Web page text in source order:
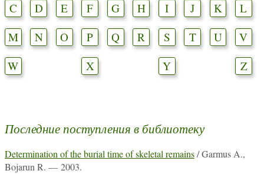
C
D E F G H I J K
L
M
N O P Q R S T U
V
W
X Y Z
Последние поступления в библиотеку
Determination of the burial time of skeletal remains/ Garmus A.,
Bojarun R. — 2003.